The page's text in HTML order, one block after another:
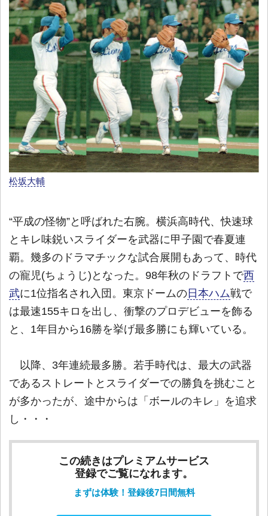
松坂大輔
“平成の怪物”と呼ばれた右腕。横浜高時代、快速球
とキレ味鋭いスライダーを武器に甲子園で春夏連
覇。幾多のドラマチックな試合展開もあって、時代
の寵児(ちょうじ)となった。98年秋のドラフトで西
武に1位指名され入団。東京ドームの日本ハム戦で
は最速155キロを出し、衝撃のプロデビューを飾る
と、1年目から16勝を挙げ最多勝にも輝いている。
以降、3年連続最多勝。若手時代は、最大の武器
であるストレートとスライダーでの勝負を挑むこと
が多かったが、途中からは「ボールのキレ」を追求
し・・・
この続きはプレミアムサービス
登録でご覧になれます。
まずは体験！登録後7日間無料